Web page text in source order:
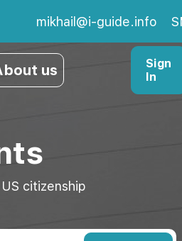
mikhail@i-guide.info
us
Sign
In
citizenship